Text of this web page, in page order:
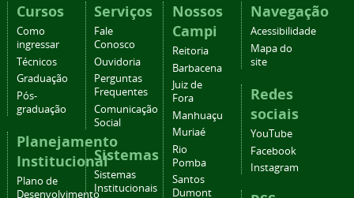
Cursos
Como
ingressar
Técnicos
Graduação
Pós-
graduação
Planejamento
Institucional
Plano de
Desenvolvimento
Serviços
Fale
Conosco
Ouvidoria
Perguntas
Frequentes
Comunicação
Social
Sistemas
Sistemas
Institucionais
Nossos
Campi
Reitoria
Barbacena
Juiz de
Fora
Manhuaçu
Muriaé
Rio
Pomba
Santos
Dumont
Navegação
Acessibilidade
Mapa do
site
Redes
sociais
YouTube
Facebook
Instagram